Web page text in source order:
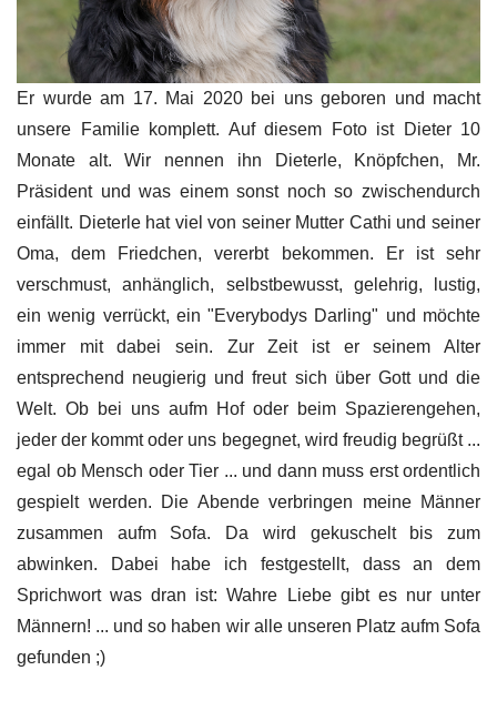
Er wurde am 17. Mai 2020 bei uns geboren und macht
unsere Familie komplett. Auf diesem Foto ist Dieter 10
Monate alt. Wir nennen ihn Dieterle, Knöpfchen, Mr.
Präsident und was einem sonst noch so zwischendurch
einfällt. Dieterle hat viel von seiner Mutter Cathi und seiner
Oma, dem Friedchen, vererbt bekommen. Er ist sehr
verschmust, anhänglich, selbstbewusst, gelehrig, lustig,
ein wenig verrückt, ein "Everybodys Darling" und möchte
immer mit dabei sein. Zur Zeit ist er seinem Alter
entsprechend neugierig und freut sich über Gott und die
Welt. Ob bei uns aufm Hof oder beim Spazierengehen,
jeder der kommt oder uns begegnet, wird freudig begrüßt ...
egal ob Mensch oder Tier ... und dann muss erst ordentlich
gespielt werden. Die Abende verbringen meine Männer
zusammen aufm Sofa. Da wird gekuschelt bis zum
abwinken. Dabei habe ich festgestellt, dass an dem
Sprichwort was dran ist: Wahre Liebe gibt es nur unter
Männern! ... und so haben wir alle unseren Platz aufm Sofa
gefunden ;)